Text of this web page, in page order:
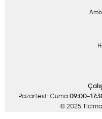
Pazartesi-Cuma 09:00-
© 2025